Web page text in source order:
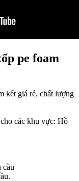
pe foam
kết giá rẻ, chất lượng
các khu vực: Hồ
cầu